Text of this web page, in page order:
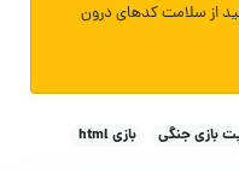
از سلامت کدهای درون
بازی جنگی
بازی html